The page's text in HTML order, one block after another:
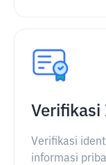
Verifikasi
informasi